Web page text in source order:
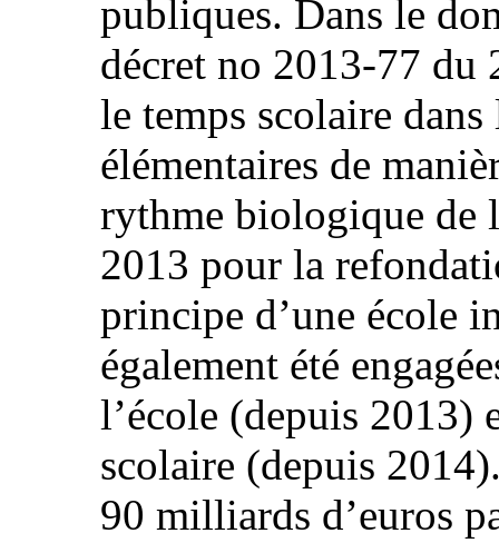
publiques. Dans le
décret no 2013-77 du
le temps scolaire
élémentaires de
rythme biologique de
2013 pour la
principe d’une école
également été
l’école (depuis 2013)
scolaire (depuis
90 milliards d’euros